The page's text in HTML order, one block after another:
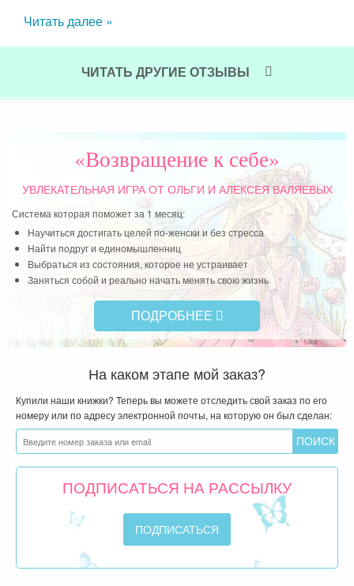
Читать далее »
ЧИТАТЬ ДРУГИЕ ОТЗЫВЫ
«Возвращение к себе»
УВЛЕКАТЕЛЬНАЯ ИГРАОТ ОЛЬГИ И АЛЕКСЕЯ ВАЛЯЕВЫХ
Система которая поможет за 1 месяц:
Научиться достигать целей по-женски и без стресса
Найти подруг и единомышленниц
Выбраться из состояния, которое не устраивает
Заняться собой и реально начать менять свою жизнь
ПОДРОБНЕЕ
На каком этапе мой заказ?
Купили наши книжки? Теперь вы можете отследить свой заказ по его
номеру или по адресу электронной почты, на которую он был сделан:
ПОДПИСАТЬСЯ НА РАССЫЛКУ